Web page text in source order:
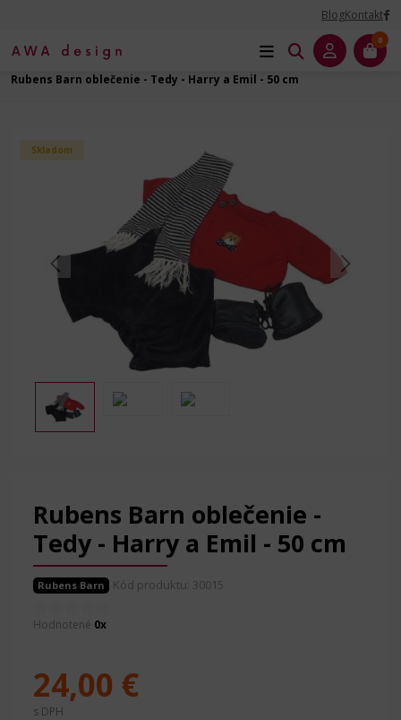
BlogKontakt
0
Príslušenstvo ku bábikam
Oblečenie - Skutočné bábiky - 50 cm
Rubens Barn oblečenie - Tedy - Harry a Emil - 50 cm
Skladom
Rubens Barn oblečenie -
Tedy - Harry a Emil - 50 cm
Rubens Barn Kód produktu: 30015
Hodnotené 0x
24,00 €
s DPH